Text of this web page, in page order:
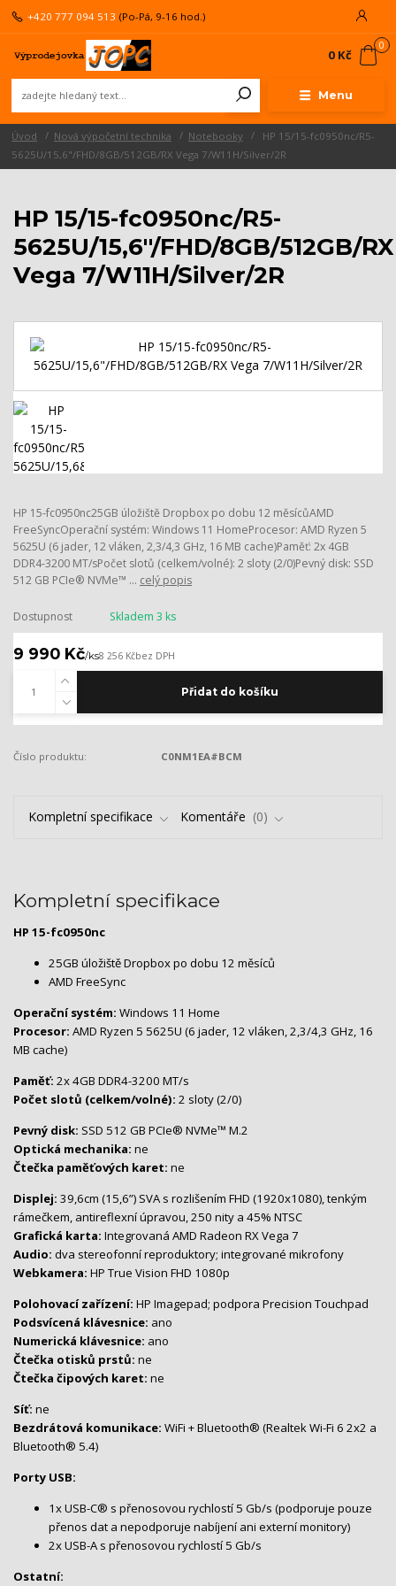
Menu
+420 777 094 513 (Po-Pá, 9-16 hod.)
0
0 Kč
Úvod Nová výpočetní technika Notebooky
HP 15/15-fc0950nc/R5-
5625U/15,6"/FHD/8GB/512GB/RX Vega 7/W11H/Silver/2R
HP 15/15-fc0950nc/R5-
5625U/15,6"/FHD/8GB/512GB/RX
Vega 7/W11H/Silver/2R
HP 15-fc0950nc25GB úložiště Dropbox po dobu 12 měsícůAMD
FreeSyncOperační systém: Windows 11 HomeProcesor: AMD Ryzen 5
5625U (6 jader, 12 vláken, 2,3/4,3 GHz, 16 MB cache)Paměť: 2x 4GB
DDR4-3200 MT/sPočet slotů (celkem/volné): 2 sloty (2/0)Pevný disk: SSD
512 GB PCIe® NVMe™ ... celý popis
Dostupnost Skladem 3 ks
9 990 Kč/ks8 256 Kčbez DPH
Přidat do košíku
Číslo produktu: C0NM1EA#BCM
Kompletní specifikace Komentáře 0
Kompletní specifikace
HP 15-fc0950nc
25GB úložiště Dropbox po dobu 12 měsíců
AMD FreeSync
Operační systém: Windows 11 Home
Procesor: AMD Ryzen 5 5625U (6 jader, 12 vláken, 2,3/4,3 GHz, 16
MB cache)
Paměť: 2x 4GB DDR4-3200 MT/s
Počet slotů (celkem/volné): 2 sloty (2/0)
Pevný disk: SSD 512 GB PCIe® NVMe™ M.2
Optická mechanika: ne
Čtečka paměťových karet: ne
Displej: 39,6cm (15,6”) SVA s rozlišením FHD (1920x1080), tenkým
rámečkem, antireflexní úpravou, 250 nity a 45% NTSC
Grafická karta: Integrovaná AMD Radeon RX Vega 7
Audio: dva stereofonní reproduktory; integrované mikrofony
Webkamera: HP True Vision FHD 1080p
Polohovací zařízení: HP Imagepad; podpora Precision Touchpad
Podsvícená klávesnice: ano
Numerická klávesnice: ano
Čtečka otisků prstů: ne
Čtečka čipových karet: ne
Síť: ne
Bezdrátová komunikace: WiFi + Bluetooth® (Realtek Wi-Fi 6 2x2 a
Bluetooth® 5.4)
Porty USB:
1x USB-C® s přenosovou rychlostí 5 Gb/s (podporuje pouze
přenos dat a nepodporuje nabíjení ani externí monitory)
2x USB-A s přenosovou rychlostí 5 Gb/s
Ostatní: